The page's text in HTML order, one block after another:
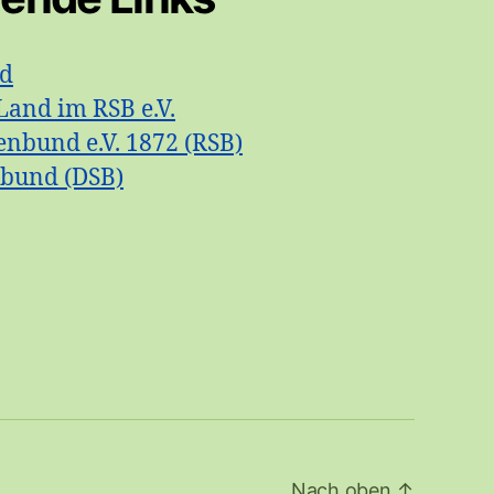
im RSB e.V.
e.V. 1872 (RSB)
(DSB)